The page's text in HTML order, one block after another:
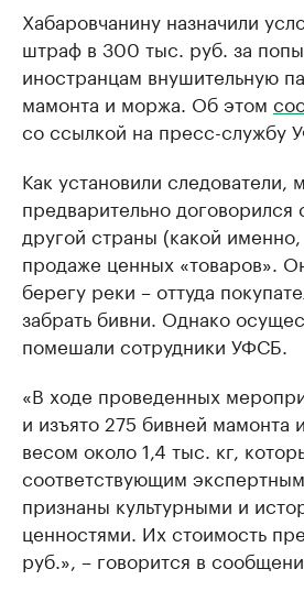
Хабаровчанину назначили
штраф в 300 тыс. руб. за
иностранцам внушительную
мамонта и моржа. Об этом
со ссылкой на пресс-службу
Как установили следователи,
предварительно договорился
другой страны (какой
продаже ценных «товаров».
берегу реки – оттуда
забрать бивни. Однако
помешали сотрудники УФСБ.
«В ходе проведенных
и изъято 275 бивней
весом около 1,4 тыс. кг,
соответствующим
признаны культурными и
ценностями. Их стоимость
руб.», – говорится в